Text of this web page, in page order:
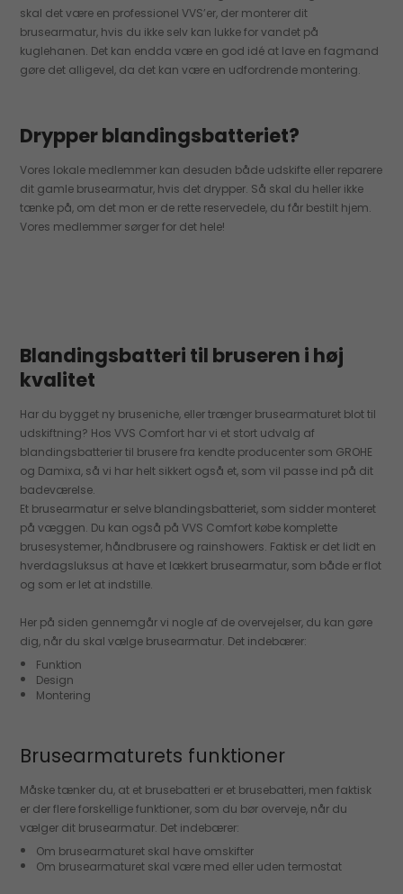
skal det være en professionel VVS’er, der monterer dit
brusearmatur, hvis du ikke selv kan lukke for vandet på
kuglehanen. Det kan endda være en god idé at lave en fagmand
gøre det alligevel, da det kan være en udfordrende montering.
Drypper blandingsbatteriet?
Vores lokale medlemmer kan desuden både udskifte eller reparere
dit gamle brusearmatur, hvis det drypper. Så skal du heller ikke
tænke på, om det mon er de rette reservedele, du får bestilt hjem.
Vores medlemmer sørger for det hele!
Blandingsbatteri til bruseren i høj
kvalitet
Har du bygget ny bruseniche, eller trænger brusearmaturet blot til
udskiftning? Hos VVS Comfort har vi et stort udvalg af
blandingsbatterier til brusere fra kendte producenter som GROHE
og Damixa, så vi har helt sikkert også et, som vil passe ind på dit
badeværelse.
Et brusearmatur er selve blandingsbatteriet, som sidder monteret
på væggen. Du kan også på VVS Comfort købe komplette
brusesystemer, håndbrusere og rainshowers. Faktisk er det lidt en
hverdagsluksus at have et lækkert brusearmatur, som både er flot
og som er let at indstille.
Her på siden gennemgår vi nogle af de overvejelser, du kan gøre
dig, når du skal vælge brusearmatur. Det indebærer:
Funktion
Design
Montering
Brusearmaturets funktioner
Måske tænker du, at et brusebatteri er et brusebatteri, men faktisk
er der flere forskellige funktioner, som du bør overveje, når du
vælger dit brusearmatur. Det indebærer:
Om brusearmaturet skal have omskifter
Om brusearmaturet skal være med eller uden termostat